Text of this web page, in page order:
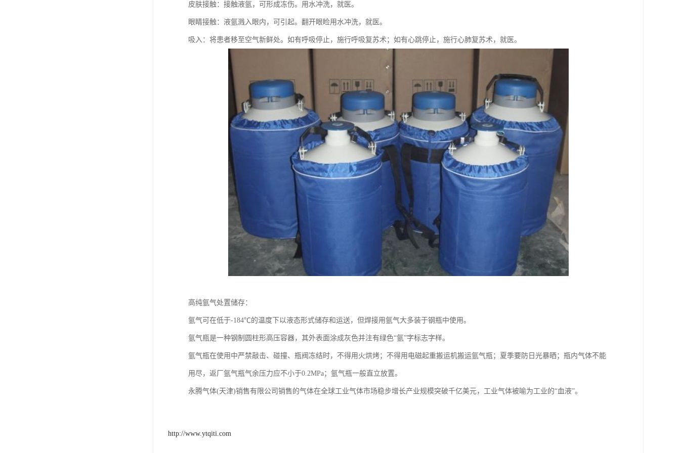
皮肤接触：接触液氩，可形成冻伤。用水冲洗，就医。
眼睛接触：液氩溅入眼内，可引起。翻开眼睑用水冲洗，就医。
吸入：将患者移至空气新鲜处。如有呼吸停止，施行呼吸复苏术；如有心跳停止，施行心肺复苏术，就医。
高纯氩气处置储存：
氩气可在低于-184℃的温度下以液态形式储存和运送，但焊接用氩气大多装于钢瓶中使用。
氩气瓶是一种钢制圆柱形高压容器，其外表面涂成灰色并注有绿色“氩”字标志字样。
氩气瓶在使用中严禁敲击、碰撞、瓶阀冻结时，不得用火烘烤；不得用电磁起重搬运机搬运氩气瓶；夏季要防日光暴晒；瓶内气体不能
用尽，返厂氩气瓶气余压力应不小于0.2MPa；氩气瓶一般直立放置。
永腾气体(天津)销售有限公司销售的气体在全球工业气体市场稳步增长产业规模突破千亿美元，工业气体被喻为工业的“血液”。
http://www.ytqiti.com